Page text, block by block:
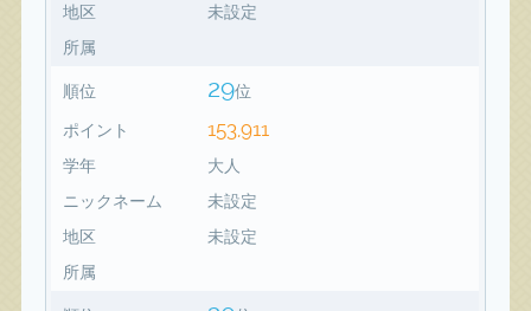
地区
未設定
所属
順位 29位
ポイント 153,911
学年
大人
ニックネーム
未設定
地区
未設定
所属